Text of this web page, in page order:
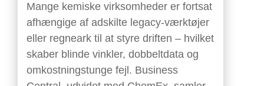
Mange kemiske virksomheder er fortsat
afhængige af adskilte legacy-værktøjer
eller regneark til at styre driften – hvilket
skaber blinde vinkler, dobbeltdata og
omkostningstunge fejl. Business